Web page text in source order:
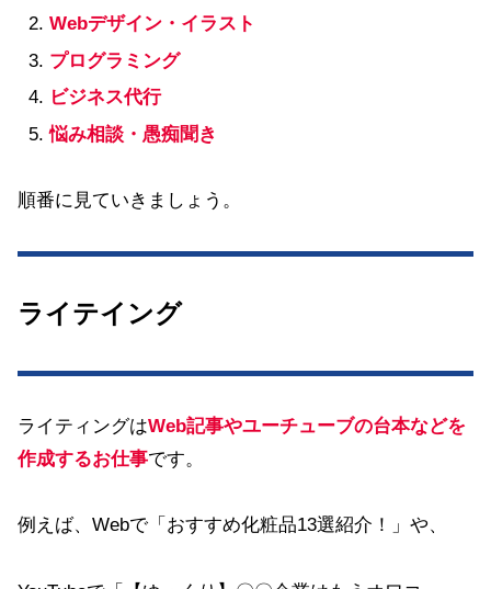
Webデザイン・イラスト
プログラミング
ビジネス代行
悩み相談・愚痴聞き
順番に見ていきましょう。
ライテイング
ライティングはWeb記事やユーチューブの台本などを
作成するお仕事です。
例えば、Webで「おすすめ化粧品13選紹介！」や、